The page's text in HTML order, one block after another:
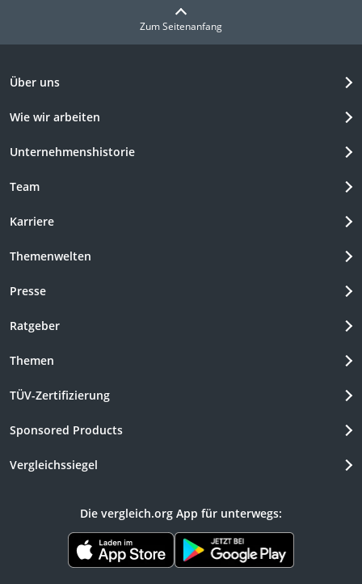
Zum Seitenanfang
Über uns
Wie wir arbeiten
Unternehmenshistorie
Team
Karriere
Themenwelten
Presse
Ratgeber
Themen
TÜV-Zertifizierung
Sponsored Products
Vergleichssiegel
Die vergleich.org App für unterwegs: